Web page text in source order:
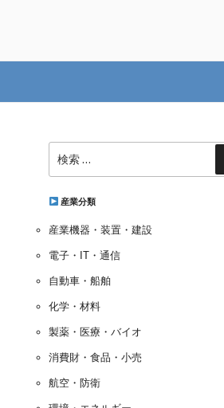
索:
産業分類
産業機器・装置・建設
電子・IT・通信
自動車・船舶
化学・材料
製薬・医療・バイオ
消費財・食品・小売
航空・防衛